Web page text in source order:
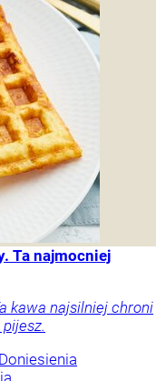
Ta najmocniej
kawa najsilniej chroni
Doniesienia